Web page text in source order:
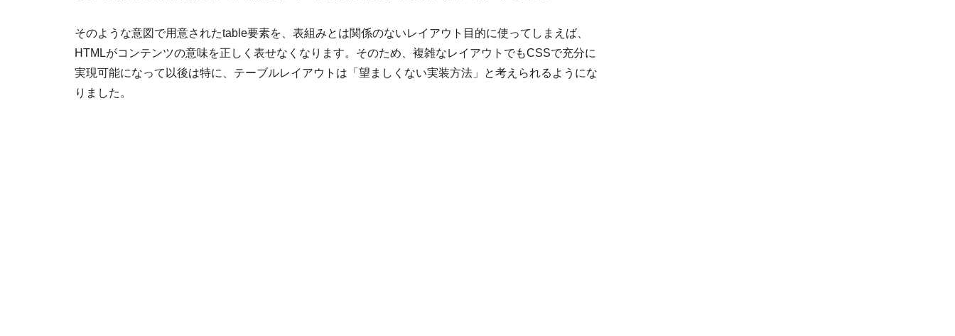
そのような意図で用意されたtable要素を、表組みとは関係のないレイアウト目的に使ってしまえば、
HTMLがコンテンツの意味を正しく表せなくなります。そのため、複雑なレイアウトでもCSSで充分に
実現可能になって以後は特に、テーブルレイアウトは「望ましくない実装方法」と考えられるようにな
りました。